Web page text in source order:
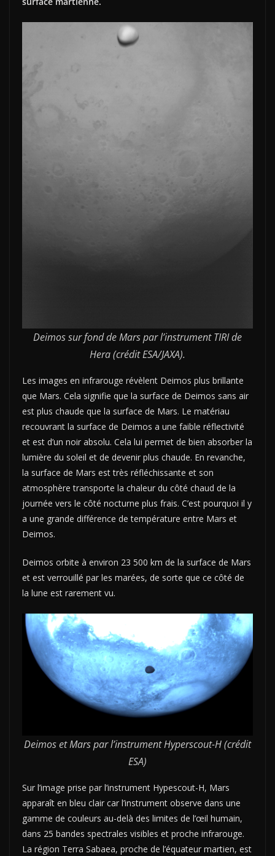
Deimos sur fond de Mars par l’instrument TIRI de
Hera (crédit ESA/JAXA).
Les images en infrarouge révèlent Deimos plus brillante
que Mars. Cela signifie que la surface de Deimos sans air
est plus chaude que la surface de Mars. Le matériau
recouvrant la surface de Deimos a une faible réflectivité
et est d’un noir absolu. Cela lui permet de bien absorber la
lumière du soleil et de devenir plus chaude. En revanche,
la surface de Mars est très réfléchissante et son
atmosphère transporte la chaleur du côté chaud de la
journée vers le côté nocturne plus frais. C’est pourquoi il y
a une grande différence de température entre Mars et
Deimos.
Deimos orbite à environ 23 500 km de la surface de Mars
et est verrouillé par les marées, de sorte que ce côté de
la lune est rarement vu.
Deimos et Mars par l’instrument Hyperscout-H (crédit
ESA)
Sur l’image prise par l’instrument Hypescout-H, Mars
apparaît en bleu clair car l’instrument observe dans une
gamme de couleurs au-delà des limites de l’œil humain,
dans 25 bandes spectrales visibles et proche infrarouge.
La région Terra Sabaea, proche de l’équateur martien, est